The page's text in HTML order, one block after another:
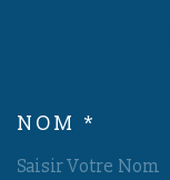
NOM *